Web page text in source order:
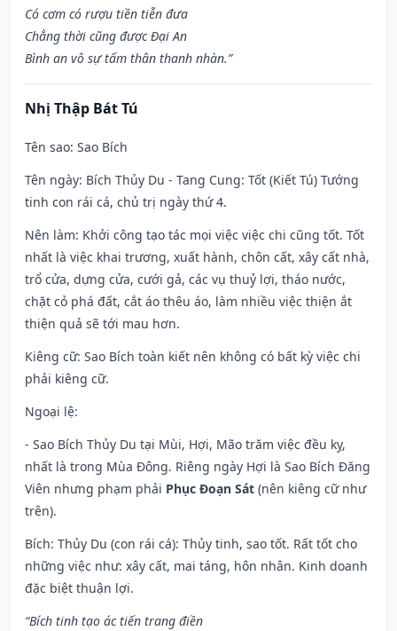
Có cơm có rượu tiền tiễn đưa
Chẳng thời cũng được Đại An
Bình an vô sự tấm thân thanh nhàn.”
Nhị Thập Bát Tú
Tên sao: Sao Bích
Tên ngày: Bích Thủy Du - Tang Cung: Tốt (Kiết Tú) Tướng
tinh con rái cá, chủ trị ngày thứ 4.
Nên làm: Khởi công tạo tác mọi việc việc chi cũng tốt. Tốt
nhất là việc khai trương, xuất hành, chôn cất, xây cất nhà,
trổ cửa, dựng cửa, cưới gả, các vụ thuỷ lợi, tháo nước,
chặt cỏ phá đất, cắt áo thêu áo, làm nhiều việc thiện ắt
thiện quả sẽ tới mau hơn.
Kiêng cữ: Sao Bích toàn kiết nên không có bất kỳ việc chi
phải kiêng cữ.
Ngoại lệ:
- Sao Bích Thủy Du tại Mùi, Hợi, Mão trăm việc đều kỵ,
nhất là trong Mùa Đông. Riêng ngày Hợi là Sao Bích Đăng
Viên nhưng phạm phải Phục Đoạn Sát (nên kiêng cữ như
trên).
Bích: Thủy Du (con rái cá): Thủy tinh, sao tốt. Rất tốt cho
những việc như: xây cất, mai táng, hôn nhân. Kinh doanh
đặc biệt thuận lợi.
“Bích tinh tạo ác tiến trang điền